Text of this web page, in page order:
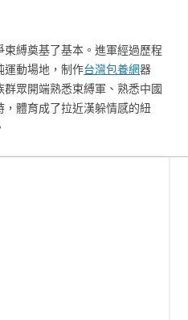
縛奠基了基本。進軍經過歷程
運動場地，制作台灣包養網器
眾開端熟悉束縛軍、熟悉中國
體育成了拉近漢躲情感的紐